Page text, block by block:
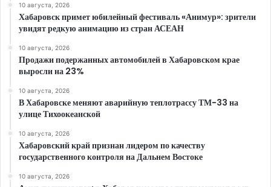
10 августа, 2026
Хабаровск примет юбилейный фестиваль «Анимур»: зрители
увидят редкую анимацию из стран АСЕАН
10 августа, 2026
Продажи подержанных автомобилей в Хабаровском крае
выросли на 23%
10 августа, 2026
В Хабаровске меняют аварийную теплотрассу ТМ-33 на
улице Тихоокеанской
10 августа, 2026
Хабаровский край признан лидером по качеству
государственного контроля на Дальнем Востоке
10 августа, 2026